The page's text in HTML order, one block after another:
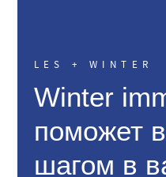
LES + WINTER
Winter
поможет
шагом в